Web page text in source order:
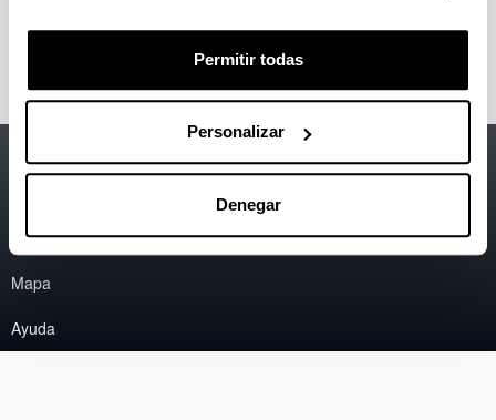
Permitir todas
Personalizar
Denegar
Contacto
Mapa
Ayuda